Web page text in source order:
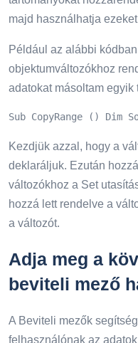
majd használhatja
Például az alábbi
objektumváltozókhoz
adatokat másoltam egyik
Sub CopyRange () Dim
Kezdjük azzal, hogy a
deklaráljuk. Ezután
változókhoz a Set
hozzá lett rendelve a
a változót.
Adja meg a
beviteli mező
A Beviteli mezők
felhasználónak az